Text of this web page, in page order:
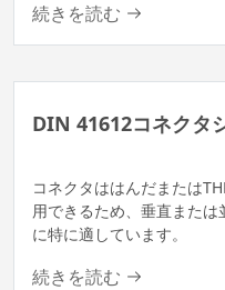
続きを読む
DIN 41612コネクタ
コネクタははんだまたは
用できるため、垂直また
に特に適しています。
続きを読む